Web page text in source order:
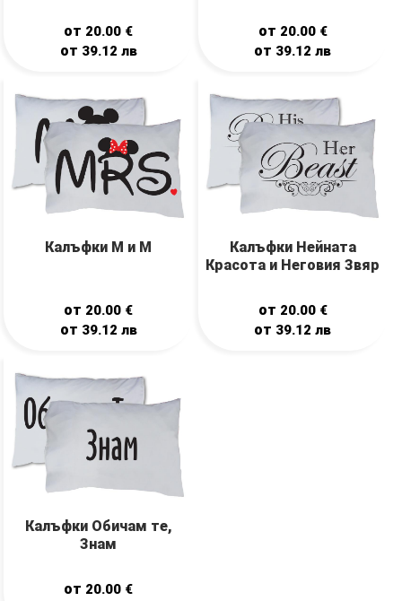
от 20.00 €
от 39.12 лв
от 20.00 €
от 39.12лв
Калъфки М и М
от 20.00 €
от 39.12 лв
Калъфки Нейната
Красота и Неговия Звяр
от 20.00 €
от 39.12лв
Калъфки Обичам те,
Знам
от 20.00 €